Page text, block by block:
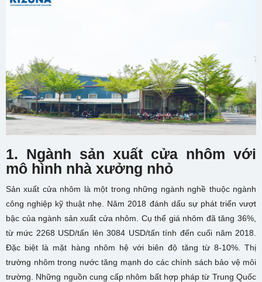
1. Ngành sản xuất cửa nhôm với
mô hình nhà xưởng nhỏ
Sản xuất cửa nhôm là một trong những ngành nghề thuộc ngành
công nghiệp kỹ thuật nhẹ. Năm 2018 đánh dấu sự phát triển vượt
bậc của ngành sản xuất cửa nhôm. Cụ thể giá nhôm đã tăng 36%,
từ mức 2268 USD/tấn lên 3084 USD/tấn tính đến cuối năm 2018.
Đặc biệt là mặt hàng nhôm hệ với biên độ tăng từ 8-10%. Thị
trường nhôm trong nước tăng mạnh do các chính sách bảo vệ môi
trường. Những nguồn cung cấp nhôm bất hợp pháp từ Trung Quốc